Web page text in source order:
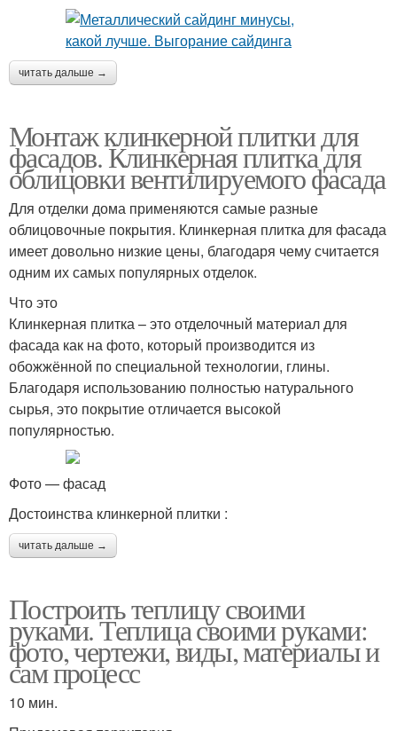
читать дальше →
Монтаж клинкерной плитки для
фасадов. Клинкерная плитка для
облицовки вентилируемого фасада
Для отделки дома применяются самые разные
облицовочные покрытия. Клинкерная плитка для фасада
имеет довольно низкие цены, благодаря чему считается
одним их самых популярных отделок.
Что это
Клинкерная плитка – это отделочный материал для
фасада как на фото, который производится из
обожжённой по специальной технологии, глины.
Благодаря использованию полностью натурального
сырья, это покрытие отличается высокой
популярностью.
Фото — фасад
Достоинства клинкерной плитки :
читать дальше →
Построить теплицу своими
руками. Теплица своими руками:
фото, чертежи, виды, материалы и
сам процесс
10 мин.